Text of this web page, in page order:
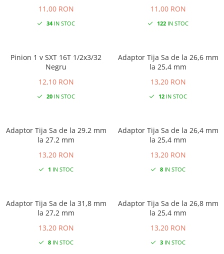
11,00 RON
34IN STOC
11,00 RON
122IN STOC
Pinion 1 v SXT 16T 1/2x3/32
Negru
12,10 RON
20IN STOC
Adaptor Tija Sa de la 26,6 mm
la 25,4 mm
13,20 RON
12IN STOC
Adaptor Tija Sa de la 29.2 mm
la 27.2 mm
13,20 RON
1 IN STOC
Adaptor Tija Sa de la 26,4 mm
la 25,4 mm
13,20 RON
8IN STOC
Adaptor Tija Sa de la 31,8 mm
la 27,2 mm
13,20 RON
8IN STOC
Adaptor Tija Sa de la 26,8 mm
la 25,4 mm
13,20 RON
3IN STOC